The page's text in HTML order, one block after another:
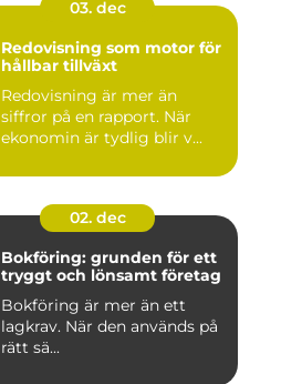
03. dec
Redovisning som motor för
hållbar tillväxt
Redovisning är mer än
siffror på en rapport. När
ekonomin är tydlig blir v...
02. dec
Bokföring: grunden för ett
tryggt och lönsamt företag
Bokföring är mer än ett
lagkrav. När den används på
rätt sä...